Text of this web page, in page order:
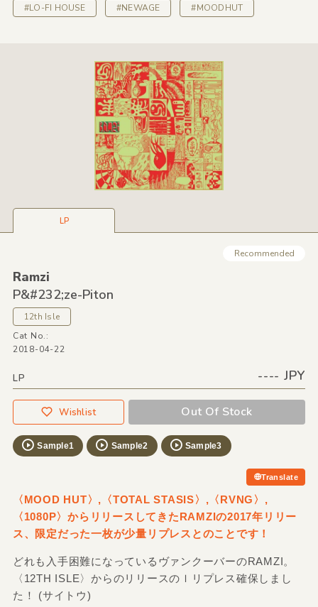
#LO-FI HOUSE #NEWAGE #MOODHUT
LP
Recommended
Ramzi
P&#232;ze-Piton
12th Isle
Cat No.:
2018-04-22
LP ---- JPY
Wishlist Out Of Stock
Sample1 Sample2 Sample3
Translate
〈MOOD HUT〉,〈TOTAL STASIS〉,〈RVNG〉,
〈1080P〉からリリースしてきたRAMZIの2017年リリー
ス、限定だった一枚が少量リプレスとのことです！
どれも入手困難になっているヴァンクーバーのRAMZI。
〈12TH ISLE〉からのリリースのｌリプレス確保しまし
た！ (サイトウ)